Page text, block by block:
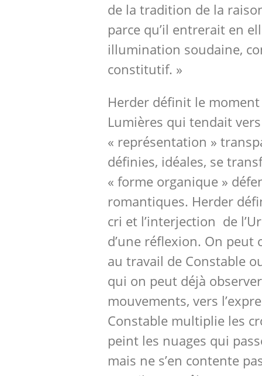
de la tradition de la
parce qu’il entrerait en
illumination soudaine,
constitutif. »
Herder définit le moment
Lumières qui tendait
« représentation »
définies, idéales, se
« forme organique »
romantiques. Herder
cri et l’interjection de
d’une réflexion. On peut
au travail de Constable
qui on peut déjà
mouvements, vers
Constable multiplie les
peint les nuages qui
mais ne s’en contente